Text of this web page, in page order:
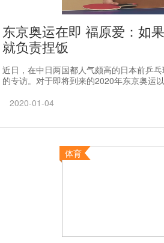
东京奥运在即 福原爱：如
就负责捏饭
近日，在中日两国都人气颇高的日本前乒
的专访。对于即将到来的2020年东京奥运
2020-01-04
体育